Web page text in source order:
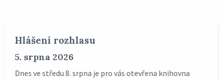
Hlášení rozhlasu
5. srpna 2026
Dnes ve středu 8. srpna je pro vás otevřena knihovna